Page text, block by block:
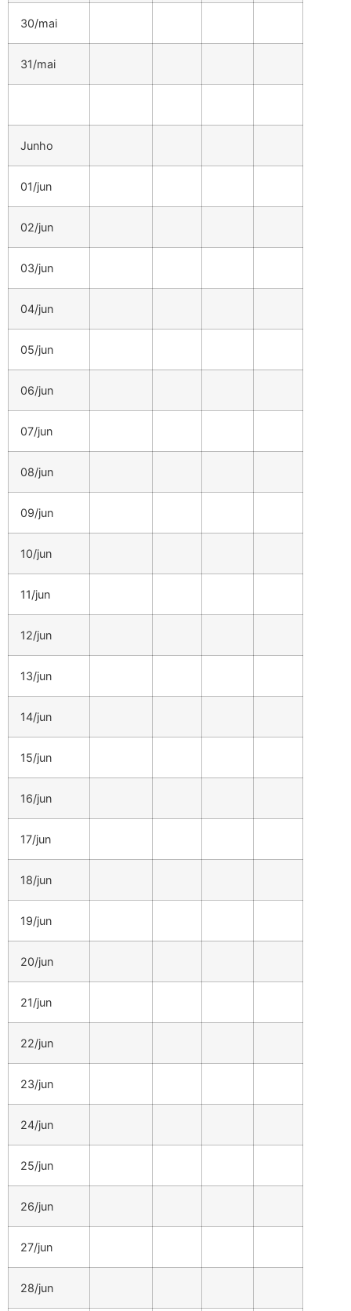
30/mai
31/mai
Junho
01/jun
02/jun
03/jun
04/jun
05/jun
06/jun
07/jun
08/jun
09/jun
10/jun
11/jun
12/jun
13/jun
14/jun
15/jun
16/jun
17/jun
18/jun
19/jun
20/jun
21/jun
22/jun
23/jun
24/jun
25/jun
26/jun
27/jun
28/jun